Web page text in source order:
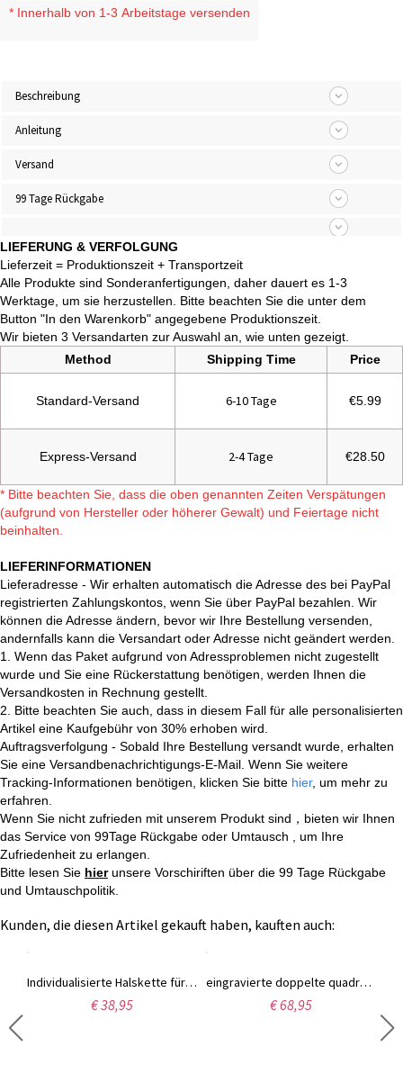
* Innerhalb von 1-3 Arbeitstage versenden
Beschreibung
Anleitung
Versand
99 Tage Rückgabe
LIEFERUNG & VERFOLGUNG
Lieferzeit = Produktionszeit + Transportzeit
Alle Produkte sind Sonderanfertigungen, daher dauert es 1-3
Werktage, um sie herzustellen. Bitte beachten Sie die unter dem
Button "In den Warenkorb" angegebene Produktionszeit.
Wir bieten 3 Versandarten zur Auswahl an, wie unten gezeigt.
Method
Shipping Time Price
Standard-Versand 6-10 Tage €5.99
Express-Versand 2-4 Tage €28.50
* Bitte beachten Sie, dass die oben genannten Zeiten Verspätungen
(aufgrund von Hersteller oder höherer Gewalt) und Feiertage nicht
beinhalten.
LIEFERINFORMATIONEN
Lieferadresse - Wir erhalten automatisch die Adresse des bei PayPal
registrierten Zahlungskontos, wenn Sie über PayPal bezahlen. Wir
können die Adresse ändern, bevor wir Ihre Bestellung versenden,
andernfalls kann die Versandart oder Adresse nicht geändert werden.
1. Wenn das Paket aufgrund von Adressproblemen nicht zugestellt
wurde und Sie eine Rückerstattung benötigen, werden Ihnen die
Versandkosten in Rechnung gestellt.
2. Bitte beachten Sie auch, dass in diesem Fall für alle personalisierten
Artikel eine Kaufgebühr von 30% erhoben wird.
Auftragsverfolgung - Sobald Ihre Bestellung versandt wurde, erhalten
Sie eine Versandbenachrichtigungs-E-Mail. Wenn Sie weitere
Tracking-Informationen benötigen, klicken Sie bitte hier, um mehr zu
erfahren.
Wenn Sie nicht zufrieden mit unserem Produkt sind，bieten wir Ihnen
das Service von 99Tage Rückgabe oder Umtausch , um Ihre
Zufriedenheit zu erlangen.
Bitte lesen Sie hierunsere Vorschiriften über die 99 Tage Rückgabe
und Umtauschpolitik.
Kunden, die diesen Artikel gekauft haben, kauften auch:
Individualisierte Halskette für Mutter mit Gravur und Geburtssteinen auf Babyfüße-Anhänger
€ 38,95
eingravierte doppelte quadratische Geburtsstein-Ringe Platinum überzogen
€ 68,95